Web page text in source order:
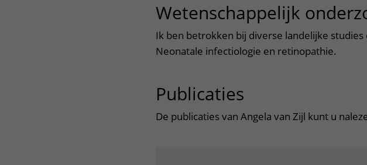
Wetenschappelijk
Ik ben betrokken bij diverse landelijke studies
Neonatale infectiologie en retinopathie.
Publicaties
De publicaties van Angela van Zijl kunt u